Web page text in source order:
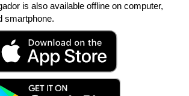
is also available offline on computer,
smartphone.